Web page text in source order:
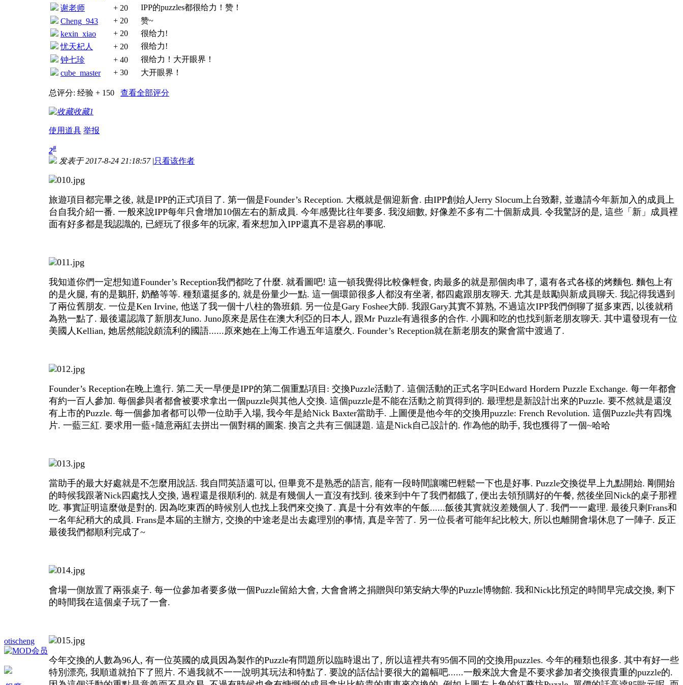
谢老师
+ 20
IPP的puzzles都很给力！赞！
Cheng_943
+ 20
赞~
kexin_xiao
+ 20
很给力!
忧天杞人
+ 20
很给力!
钟七珍
+ 40
很给力！大开眼界！
cube_master
+ 30 大开眼界！
总评分: 经验 + 150 查看全部评分
收藏1
使用道具 举报
otischeng
2#
发表于 2017-8-24 21:18:57 |只看该作者
旅遊項目都完畢之後, 就是IPP的正式項目了. 第一個是Founder’s Reception. 大概就是個迎新會. 由IPP創始人Jerry Slocum上台致辭, 並邀請今年新加入的成員上
台自我介紹一番. 一般來說IPP每年只會增加10個左右的新成員. 今年感覺比往年要多. 我沒細數, 好像差不多有二十個新成員. 令我驚訝的是, 這些「新」成員裡
面有好多都是我認識的, 已經玩了很多年的玩家, 看來想加入IPP還真不是容易的事呢.
我知道你們一定想知道Founder’s Reception我們都吃了什麼. 就看圖吧! 這一頓我覺得比較像輕食, 肉最多的就是那個肉串了, 還有各式各樣的烤麵包. 麵包上有
的是火腿, 有的是鵝肝, 奶酪等等. 種類還挺多的, 就是份量少一點. 這一個環節很多人都沒有坐著, 都四處跟朋友聊天. 尤其是鼓勵與新成員聊天. 我記得我遇到
了兩位舊朋友. 一位是Ken Irvine, 他送了我一個十八柱的魯班鎖. 另一位是Gary Foshee大師. 我跟Gary其實不算熟, 不過這次IPP我們倒聊了挺多東西, 以後就稍
為熟一點了. 最後還認識了新朋友Juno. Juno原來是居住在澳大利亞的日本人, 跟Mr Puzzle有過很多的合作. 小圓和吃的也找到新老朋友聊天. 其中還發現有一位
美國人Kellian, 她居然能說頗流利的國語......原來她在上海工作過五年這麼久. Founder’s Reception就在新老朋友的聚會當中渡過了.
Founder’s Reception在晚上進行. 第二天一早便是IPP的第二個重點項目: 交換Puzzle活動了. 這個活動的正式名字叫Edward Hordern Puzzle Exchange. 每一年都會
有約一百人參加. 每個參與者都會被要求拿出一個puzzle與其他人交換. 這個puzzle是不能在活動之前買得到的. 最理想是新設計出來的Puzzle. 要不然就是還沒
有上市的Puzzle. 每一個參加者都可以帶一位助手入場, 我今年是給Nick Baxter當助手. 上圖便是他今年的交換用puzzle: French Revolution. 這個Puzzle共有四塊
片. 一藍三紅. 要求用一藍+隨意兩紅去拼出一個對稱的圖案. 換言之共有三個謎題. 這是Nick自己設計的. 作為他的助手, 我也獲得了一個~哈哈
當助手的最大好處就是不怎麼用說話. 我自問英語還可以, 但畢竟不是熟悉的語言, 能有一段時間讓嘴巴輕鬆一下也是好事. Puzzle交換從早上九點開始. 剛開始
的時候我跟著Nick四處找人交換, 過程還是很順利的. 就是有幾個人一直沒有找到. 後來到中午了我們都餓了, 便出去領預購好的午餐, 然後坐回Nick的桌子那裡
吃. 事實証明這麼做是對的. 因為吃東西的時候別人也找上我們來交換了. 真是十分有效率的午飯......飯後其實就沒差幾個人了. 我們一一處理. 最後只剩Frans和
一名年紀稍大的成員. Frans是本屆的主辦方, 交換的中途老是出去處理別的事情, 真是辛苦了. 另一位長者可能年紀比較大, 所以也離開會場休息了一陣子. 反正
最後我們都順利完成了~
會場一側放置了兩張桌子. 每一位參加者要多做一個Puzzle留給大會, 大會會將之捐贈與印第安納大學的Puzzle博物館. 我和Nick比預定的時間早完成交換, 剩下
的時間我在這個桌子玩了一會.
今年交換的人數為96人, 有一位英國的成員因為製作的Puzzle有問題所以臨時退出了, 所以這裡共有95個不同的交換用puzzles. 今年的種類也很多. 其中有好一些
特別漂亮, 我順道就拍下了照片. 不過我就不一一說明其玩法和特點了. 要說的話估計要很大的篇幅吧......一般來說大會是不要求參加者交換很貴重的puzzle的.